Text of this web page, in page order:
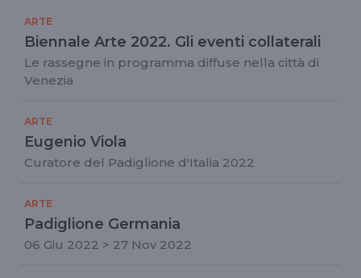
ARTE
Biennale Arte 2022. Gli eventi collaterali
Le rassegne in programma diffuse nella città di
Venezia
ARTE
Eugenio Viola
Curatore del Padiglione d'Italia 2022
ARTE
Padiglione Germania
06 Giu 2022 > 27 Nov 2022